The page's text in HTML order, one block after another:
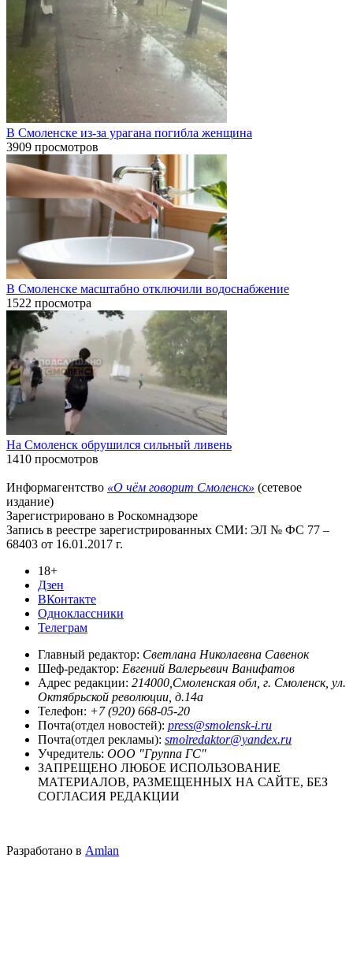
В Смоленске из-за урагана погибла женщина
3909 просмотров
В Смоленске масштабно отключили водоснабжение
1522 просмотра
На Смоленск обрушился сильный ливень
1410 просмотров
Информагентство «О чём говорит Смоленск» (сетевое
издание)
Зарегистрировано в Роскомнадзоре
Запись в реестре зарегистрированных СМИ: ЭЛ № ФС 77 –
68403 от 16.01.2017 г.
18+
Дзен
ВКонтакте
Одноклассники
Телеграм
Главный редактор: Светлана Николаевна Савенок
Шеф-редактор: Евгений Валерьевич Ванифатов
Адрес редакции: 214000,Смоленская обл, г. Смоленск, ул.
Октябрьской революции, д.14а
Телефон: +7 (920) 668-05-20
Почта(отдел новостей): press@smolensk-i.ru
Почта(отдел рекламы): smolredaktor@yandex.ru
Учредитель: ООО "Группа ГС"
ЗАПРЕЩЕНО ЛЮБОЕ ИСПОЛЬЗОВАНИЕ
МАТЕРИАЛОВ, РАЗМЕЩЕННЫХ НА САЙТЕ, БЕЗ
СОГЛАСИЯ РЕДАКЦИИ
Разработано в Amlan